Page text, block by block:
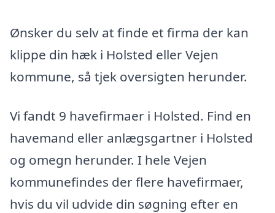
Ønsker du selv at finde et firma der kan
klippe din hæk i Holsted eller Vejen
kommune, så tjek oversigten herunder.
Vi fandt 9 havefirmaer i Holsted. Find en
havemand eller anlægsgartner i Holsted
og omegn herunder. I hele Vejen
kommunefindes der flere havefirmaer,
hvis du vil udvide din søgning efter en